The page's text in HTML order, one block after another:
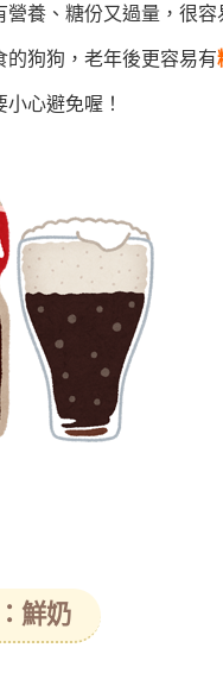
營養、糖份又過量，很容
的狗狗，老年後更容易有
心避免喔！
鮮奶